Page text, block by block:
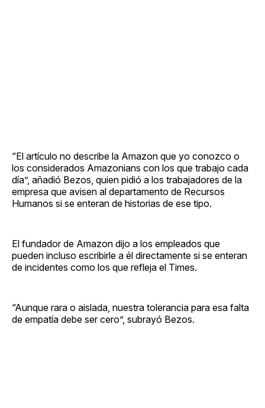
“El artículo no describe la Amazon que yo conozco o
los considerados Amazonians con los que trabajo cada
día”, añadió Bezos, quien pidió a los trabajadores de la
empresa que avisen al departamento de Recursos
Humanos si se enteran de historias de ese tipo.
El fundador de Amazon dijo a los empleados que
pueden incluso escribirle a él directamente si se enteran
de incidentes como los que refleja el Times.
“Aunque rara o aislada, nuestra tolerancia para esa falta
de empatía debe ser cero”, subrayó Bezos.